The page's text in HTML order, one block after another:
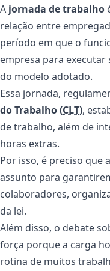
A jornada de trabalho
relação entre
período em que o
empresa para
do modelo adotado.
Essa jornada,
do Trabalho (CLT),
de trabalho, além de
horas extras.
Por isso, é preciso que
assunto para
colaboradores,
da lei.
Além disso, o debate
força porque a carga
rotina de muitos